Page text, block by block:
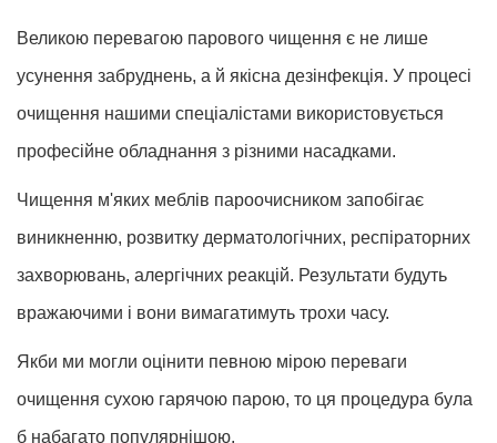
Великою перевагою парового чищення є не лише
усунення забруднень, а й якісна дезінфекція. У процесі
очищення нашими спеціалістами використовується
професійне обладнання з різними насадками.
Чищення м'яких меблів пароочисником запобігає
виникненню, розвитку дерматологічних, респіраторних
захворювань, алергічних реакцій. Результати будуть
вражаючими і вони вимагатимуть трохи часу.
Якби ми могли оцінити певною мірою переваги
очищення сухою гарячою парою, то ця процедура була
б набагато популярнішою.